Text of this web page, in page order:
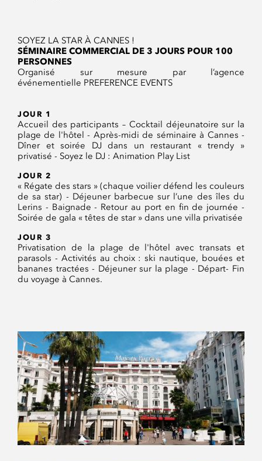
SOYEZ LA STAR À CANNES !
SÉMINAIRE COMMERCIAL DE 3 JOURS POUR 100
PERSONNES
Organisé sur mesure par l’agence
événementielle PREFERENCE EVENTS
JOUR 1
Accueil des participants – Cocktail déjeunatoire sur la
plage de l'hôtel - Après-midi de séminaire à Cannes -
Dîner et soirée DJ dans un restaurant « trendy »
privatisé - Soyez le DJ : Animation Play List
JOUR 2
« Régate des stars » (chaque voilier défend les couleurs
de sa star) - Déjeuner barbecue sur l’une des îles du
Lerins - Baignade - Retour au port en fin de journée -
Soirée de gala « têtes de star » dans une villa privatisée
JOUR 3
Privatisation de la plage de l'hôtel avec transats et
parasols - Activités au choix : ski nautique, bouées et
bananes tractées - Déjeuner sur la plage - Départ- Fin
du voyage à Cannes.